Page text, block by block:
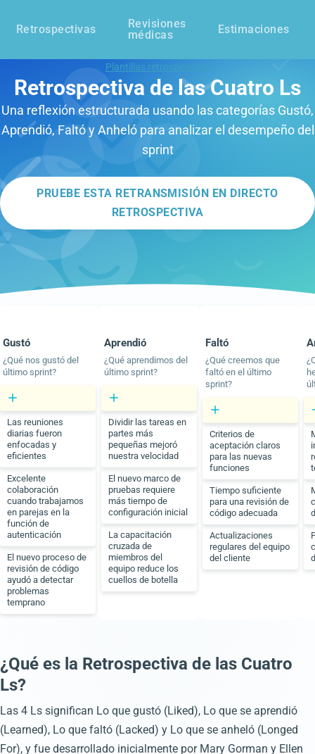
Retrospectivas
Revisiones
médicas
Estimaciones
Plantillas retrospectivas
Retrospectiva de las Cuatro Ls
Una reflexión estructurada usando las categorías Gustó,
Aprendió, Faltó y Anheló para analizar el desempeño del
sprint
PRUEBE ESTA RETRANSMISIÓN EN DIRECTO
RETROSPECTIVA
Gustó
¿Qué nos gustó del
último sprint?
Las reuniones
diarias fueron
enfocadas y
eficientes
Excelente
colaboración
cuando trabajamos
en parejas en la
función de
autenticación
El nuevo proceso de
revisión de código
ayudó a detectar
problemas
temprano
Aprendió
¿Qué aprendimos del
último sprint?
Dividir las tareas en
partes más
pequeñas mejoró
nuestra velocidad
El nuevo marco de
pruebas requiere
más tiempo de
configuración inicial
La capacitación
cruzada de
miembros del
equipo reduce los
cuellos de botella
Faltó
¿Qué creemos que
faltó en el último
sprint?
Criterios de
aceptación claros
para las nuevas
funciones
Tiempo suficiente
para una revisión de
código adecuada
Actualizaciones
regulares del equipo
del cliente
¿Qué es la Retrospectiva de las Cuatro
Ls?
Las 4 Ls significan Lo que gustó (Liked), Lo que se aprendió
(Learned), Lo que faltó (Lacked) y Lo que se anheló (Longed
For), y fue desarrollado inicialmente por Mary Gorman y Ellen